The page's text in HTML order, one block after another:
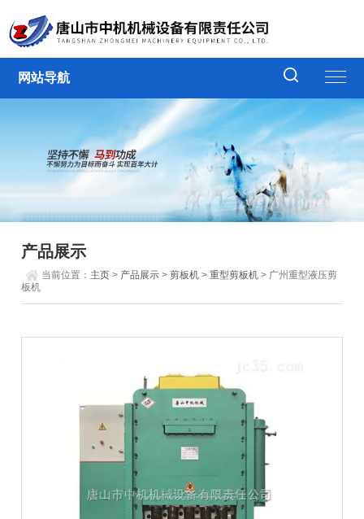
网站导航
产品展示
当前位置： 主页 > 产品展示 >剪板机 >重型剪板机 > 广州重型液压剪
板机